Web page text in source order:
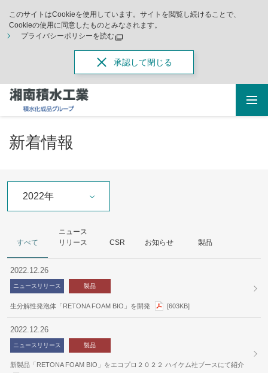
このサイトはCookieを使用しています。サイトを閲覧し続けることで、
Cookieの使用に同意したものとみなされます。
プライバシーポリシーを読む
承認して閉じる
新着情報
2022年
すべて
ニュース
リリース
CSR お知らせ 製品
2022.12.26
ニュースリリース 製品
生分解性発泡体「RETONA FOAM BIO」を開発 [603KB]
2022.12.26
ニュースリリース 製品
新製品「RETONA FOAM BIO」をエコプロ２０２２ ハイケム社ブースにて紹介